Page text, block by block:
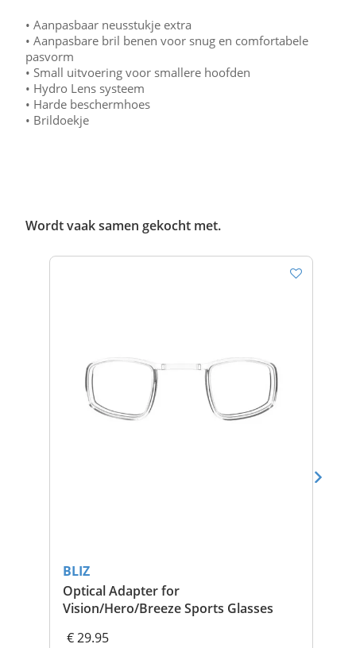
• Aanpasbaar neusstukje extra
• Aanpasbare bril benen voor snug en comfortabele
pasvorm
• Small uitvoering voor smallere hoofden
• Hydro Lens systeem
• Harde beschermhoes
• Brildoekje
Wordt vaak samen gekocht met.
BLIZ
Optical Adapter for
Vision/Hero/Breeze Sports Glasses
€ 29.95